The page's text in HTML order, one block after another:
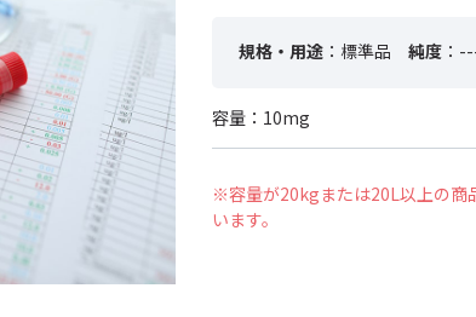
規格・用途 ：標準品 純度 ：
容量：10mg
※容量が20kgまたは20L以上の商
います。